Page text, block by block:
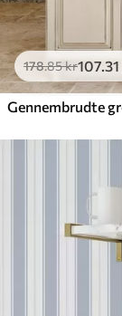
178.85kr107.31